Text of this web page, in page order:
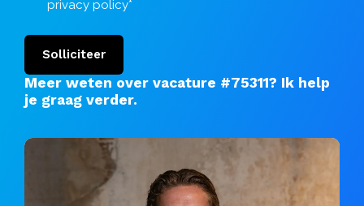
privacy policy*
Solliciteer
Meer weten over vacature #75311? Ik help
je graag verder.